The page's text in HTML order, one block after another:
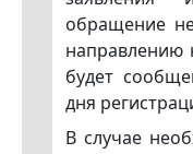
обращение
направлению
будет
дня
В случае